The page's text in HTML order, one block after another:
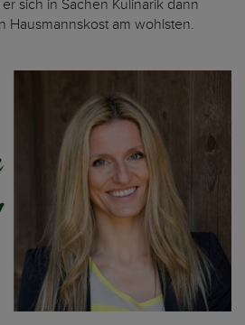
sich in Sachen Kulinarik dann
Hausmannskost am wohlsten.